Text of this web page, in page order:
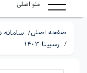
منو اصلی
صفحه اصلی
رسپینا 1403